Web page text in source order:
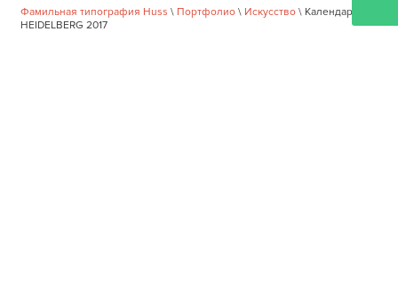
Фамильная типография Huss \ Портфолио \ Искусство \ Календари
HEIDELBERG 2017